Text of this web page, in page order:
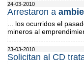
24-03-2010
Arrestaron a
... los ocurridos el
mineros al
23-03-2010
Solicitan al CD